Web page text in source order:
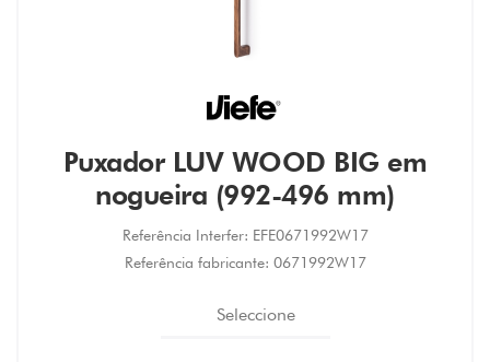
Puxador LUV WOOD BIG em
nogueira (992-496 mm)
Referência Interfer: EFE0671992W17
Referência fabricante: 0671992W17
Seleccione